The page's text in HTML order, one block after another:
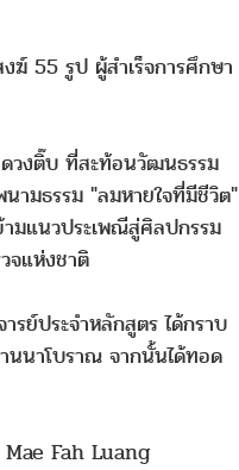
ฆ์ 55 รูป ผู้สำเร็จการศึกษา
วงติ๊บ ที่สะท้อนวัฒนธรรม
ามธรรม "ลมหายใจที่มีชีวิต"
มแนวประเพณีสู่ศิลปกรรม
จแห่งชาติ
ย์ประจำหลักสูตร ได้กราบ
นาโบราณ จากนั้นได้ทอด
Fah Luang